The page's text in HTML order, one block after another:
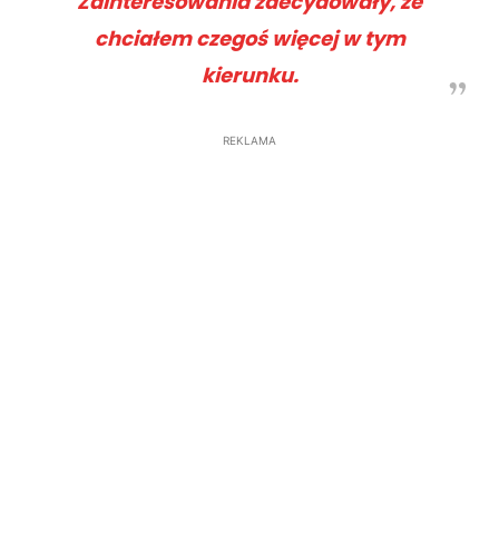
chciałem czegoś więcej w tym
kierunku.
REKLAMA